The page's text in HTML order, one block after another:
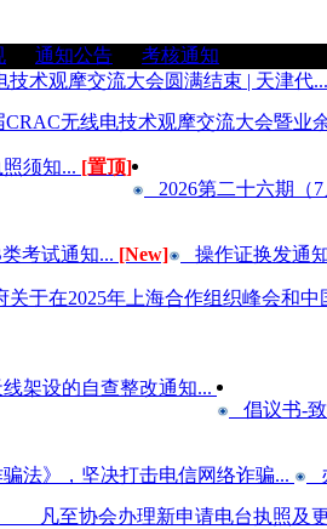
通知公告 考核通知
术观摩交流大会圆满结束 | 天津代...
CRAC无线电技术观摩交流大会暨
须知... [置顶]
2026第二十六期（
考试通知... [New] 操作证换发通
于在2025年上海合作组织峰会和中
架设的自查整改通知...
倡议书-
法》，坚决打击电信网络诈骗...
凡至协会办理新申请电台执照及